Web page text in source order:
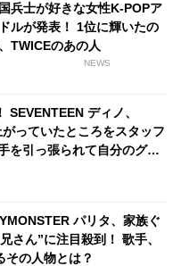
兵士が好きな女性K-POPア
ルが発表！ 1位に輝いたの
TWICEのあの人
NEWS
SEVENTEEN ディノ、
っていたところをスタッフ
を引っ張られて自分のグル
パリタ、家族ぐ
さん”に注目殺到！ 歌手、
その人物とは？